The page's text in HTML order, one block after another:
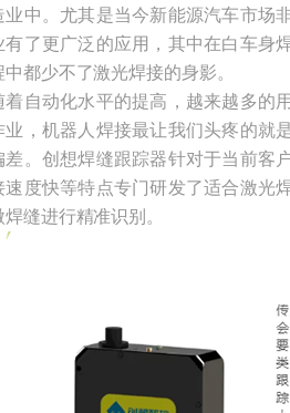
业中。尤其是当今新能源汽车市场
有了更广泛的应用，其中在白车身
中都少不了激光焊接的身影。
着自动化水平的提高，越来越多的
业，机器人焊接最让我们头疼的就
差。创想焊缝跟踪器针对于当前客
速度快等特点专门研发了适合激光
焊缝进行精准识别。